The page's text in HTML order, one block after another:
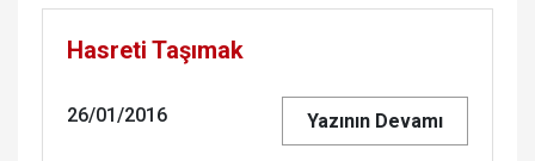
Hasreti Taşımak
26/01/2016 Yazının Devamı